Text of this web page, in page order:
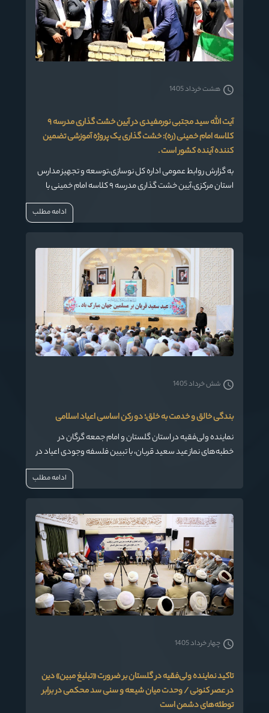
آیت الله سید مجتبی نورمفیدی در آیین خشت گذاری مدرسه ۹
کلاسه امام خمینی (ره): خشت گذاری یک پروژه آموزشی تضمین
کننده آینده کشور است .
به گزارش روابط عمومی اداره کل نوسازی،توسعه و تجهیز مدارس
استان مرکزی،آیین خشت گذاری مدرسه ۹ کلاسه امام خمینی با
هشت خرداد 1405
ادامه مطلب
بندگی خالق و خدمت به خلق؛ دو رکن اساسی اعیاد اسلامی
نماینده ولی‌فقیه در استان گلستان و امام جمعه گرگان در
خطبه‌های نماز عید سعید قربان، با تبیین فلسفه وجودی اعیاد در
شریعت اسلام، بر پیوند ناگسستنی میان «ارتباط با خدا» و
«رسیدگی به امور مردم» تأکید کرد و قربانی کردن را نمادی از تعهد
شش خرداد 1405
ادامه مطلب
تاکید نماینده ولی‌فقیه در گلستان بر ضرورت «تبلیغ مبین» دین
در عصر کنونی / وحدت میان شیعه و سنی سد محکمی در برابر
توطئه‌های دشمن است
چهار خرداد 1405